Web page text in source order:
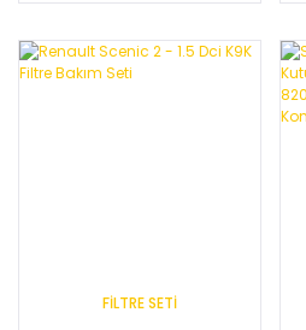
FİLTRE SETİ